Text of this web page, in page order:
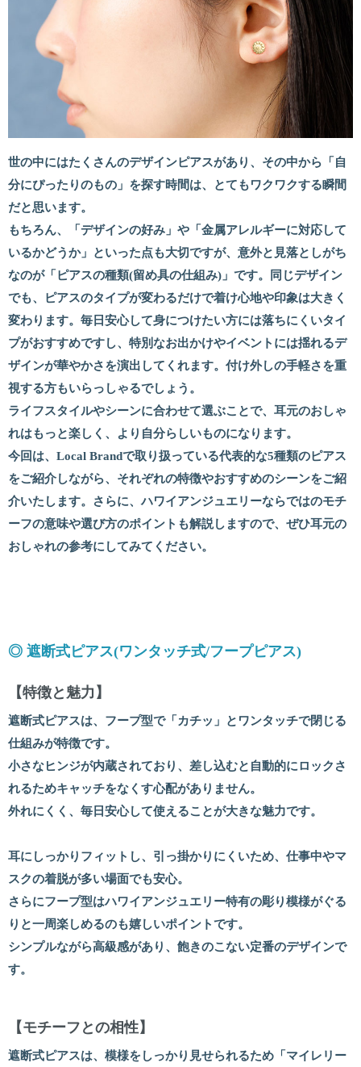
世の中にはたくさんのデザインピアスがあり、その中から「自
分にぴったりのもの」を探す時間は、とてもワクワクする瞬間
だと思います。
もちろん、「デザインの好み」や「金属アレルギーに対応して
いるかどうか」といった点も大切ですが、意外と見落としがち
なのが「ピアスの種類(留め具の仕組み)」です。同じデザイン
でも、ピアスのタイプが変わるだけで着け心地や印象は大きく
変わります。毎日安心して身につけたい方には落ちにくいタイ
プがおすすめですし、特別なお出かけやイベントには揺れるデ
ザインが華やかさを演出してくれます。付け外しの手軽さを重
視する方もいらっしゃるでしょう。
ライフスタイルやシーンに合わせて選ぶことで、耳元のおしゃ
れはもっと楽しく、より自分らしいものになります。
今回は、Local Brandで取り扱っている代表的な5種類のピアス
をご紹介しながら、それぞれの特徴やおすすめのシーンをご紹
介いたします。さらに、ハワイアンジュエリーならではのモチ
ーフの意味や選び方のポイントも解説しますので、ぜひ耳元の
おしゃれの参考にしてみてください。
◎ 遮断式ピアス(ワンタッチ式/フープピアス)
【特徴と魅力】
遮断式ピアスは、フープ型で「カチッ」とワンタッチで閉じる
仕組みが特徴です。
小さなヒンジが内蔵されており、差し込むと自動的にロックさ
れるためキャッチをなくす心配がありません。
外れにくく、毎日安心して使えることが大きな魅力です。
耳にしっかりフィットし、引っ掛かりにくいため、仕事中やマ
スクの着脱が多い場面でも安心。
さらにフープ型はハワイアンジュエリー特有の彫り模様がぐる
りと一周楽しめるのも嬉しいポイントです。
シンプルながら高級感があり、飽きのこない定番のデザインで
す。
【モチーフとの相性】
遮断式ピアスは、模様をしっかり見せられるため「マイレリー